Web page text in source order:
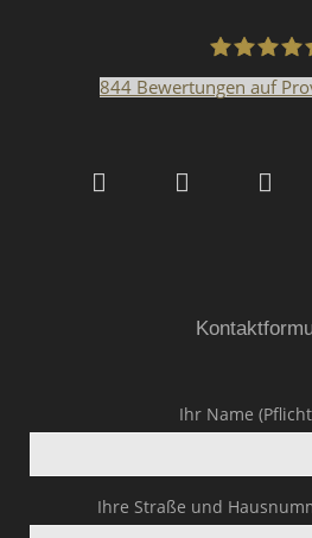
844 Bewertungen auf
Ihr Name
Ihre Straße und